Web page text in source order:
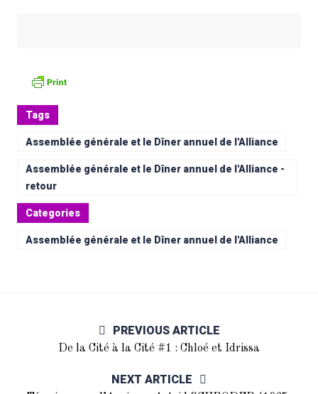
Tags
Assemblée générale et le Dîner annuel de l'Alliance
Assemblée générale et le Dîner annuel de l'Alliance -
retour
Categories
Assemblée générale et le Dîner annuel de l'Alliance
PREVIOUS ARTICLE
De la Cité à la Cité #1 : Chloé et Idrissa
NEXT ARTICLE